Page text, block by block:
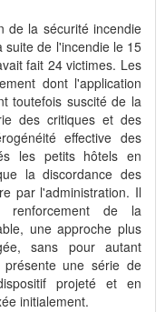
de la sécurité incendie
de l'incendie le 15
fait 24 victimes. Les
dont l'application
toutefois suscité de la
des critiques et des
effective des
les petits hôtels en
la discordance des
par l'administration. Il
renforcement de la
une approche plus
sans pour autant
une série de
projeté et en
initialement.